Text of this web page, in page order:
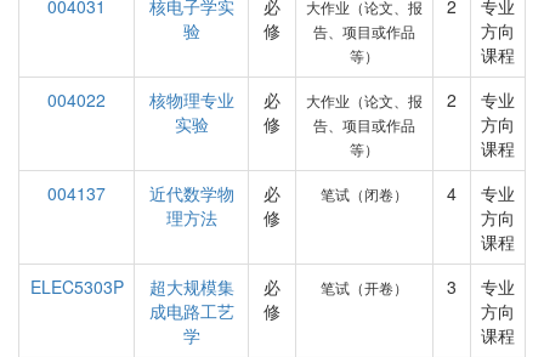
004031
核电子学实
验
必
修
大作业（论文、报
告、项目或作品
等）
2
专业
方向
课程
004022
核物理专业
实验
必
修
大作业（论文、报
告、项目或作品
等）
2
专业
方向
课程
004137
近代数学物
理方法
必
修
笔试（闭卷） 4
专业
方向
课程
ELEC5303P
超大规模集
成电路工艺
学
必
修
笔试（开卷） 3
专业
方向
课程